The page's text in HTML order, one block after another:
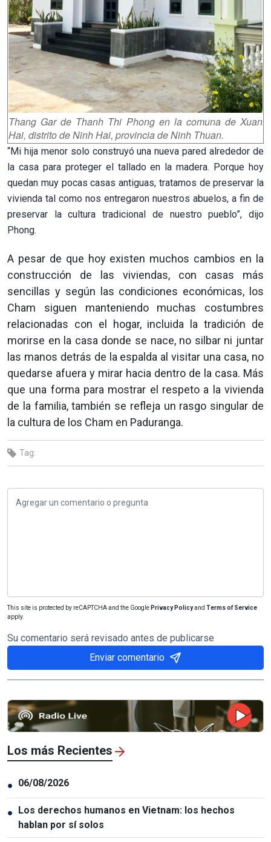
Thang Gar de Thanh Thi Phong en la comuna de Xuan
Hai, distrito de Ninh Hai, provincia de Ninh Thuan.
“Mi hija menor solo construyó una nueva pared alrededor de
la casa para proteger el tallado en la madera. Porque hoy
quedan muy pocas casas antiguas, tratamos de preservar la
vivienda tal como nos entregaron nuestros abuelos, a fin de
preservar la cultura tradicional de nuestro pueblo”, dijo
Phong.
A pesar de que hoy existen muchos cambios en la
construcción de las viviendas, con casas más
sencillas y según las condiciones económicas, los
Cham siguen manteniendo muchas costumbres
relacionadas con el hogar, incluida la tradición de
morirse en la casa donde se nace, no silbar ni juntar
las manos detrás de la espalda al visitar una casa, no
quedarse afuera y mirar hacia dentro de la casa. Más
que una forma para mostrar el respeto a la vivienda
de la familia, también se refleja un rasgo singular de
la cultura de los Cham en Paduranga.
Tag:
This site is protected by reCAPTCHA and the Google Privacy Policyand Terms of Service
apply.
Su comentario será revisado antes de publicarse
Enviar comentario
Los más Recientes
● 06/08/2026
● Los derechos humanos en Vietnam: los hechos
hablan por sí solos